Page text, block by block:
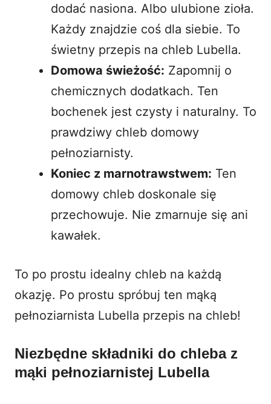
dodać nasiona. Albo ulubione zioła.
Każdy znajdzie coś dla siebie. To
świetny przepis na chleb Lubella.
Domowa świeżość: Zapomnij o
chemicznych dodatkach. Ten
bochenek jest czysty i naturalny. To
prawdziwy chleb domowy
pełnoziarnisty.
Koniec z marnotrawstwem: Ten
domowy chleb doskonale się
przechowuje. Nie zmarnuje się ani
kawałek.
To po prostu idealny chleb na każdą
okazję. Po prostu spróbuj ten mąką
pełnoziarnista Lubella przepis na chleb!
Niezbędne składniki do chleba z
mąki pełnoziarnistej Lubella